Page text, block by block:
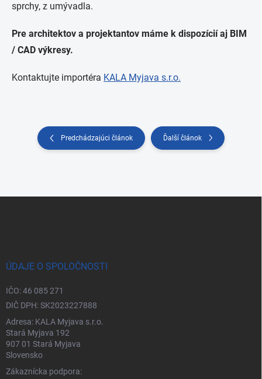
sprchy, z umývadla.
Pre architektov a projektantov máme k dispozícií aj BIM
/ CAD výkresy.
Kontaktujte importéra KALA Myjava s.r.o.
Predchádzajúci článok Ďalší článok
ÚDAJE O SPOLOČNOSTI
IČO: 46 085 271
DIČ DPH: SK2023227888
Adresa: KALA Myjava s.r.o.
Stará Myjava 192
907 01 Stará Myjava
Slovensko
Zákaznícka podpora: